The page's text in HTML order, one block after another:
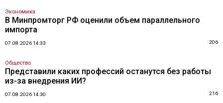
Экономика
В Минпромторг РФ оценили объем параллельного
импорта
07.08.2026 14:33 206
Общество
Представили каких профессий останутся без работы
из-за внедрения ИИ?
07.08.2026 14:30 216